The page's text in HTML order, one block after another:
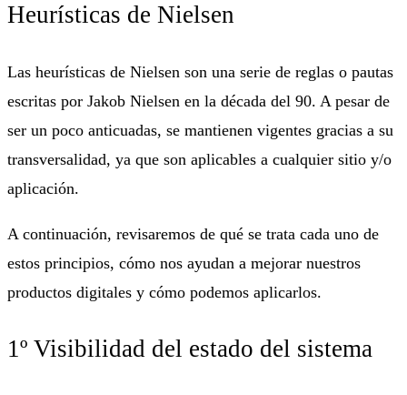
Heurísticas de Nielsen
Las heurísticas de Nielsen son una serie de reglas o pautas
escritas por Jakob Nielsen en la década del 90. A pesar de
ser un poco anticuadas, se mantienen vigentes gracias a su
transversalidad, ya que son aplicables a cualquier sitio y/o
aplicación.
A continuación, revisaremos de qué se trata cada uno de
estos principios, cómo nos ayudan a mejorar nuestros
productos digitales y cómo podemos aplicarlos.
1º Visibilidad del estado del sistema